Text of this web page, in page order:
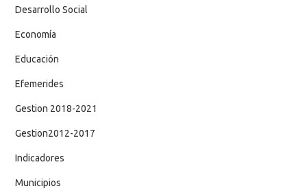
Desarrollo Social
Economía
Educación
Efemerides
Gestion 2018-2021
Gestion2012-2017
Indicadores
Municipios